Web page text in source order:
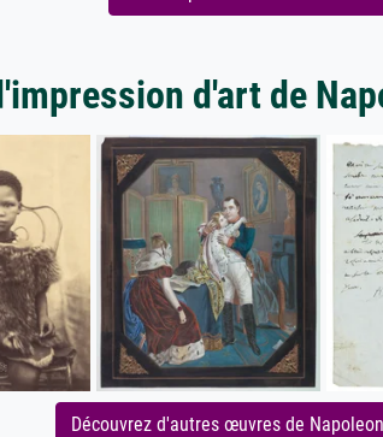
d'art de
Découvrez d'autres œuvres de